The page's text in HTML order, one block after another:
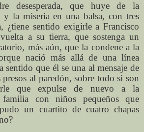
desesperada, que huye de la
y la miseria en una balsa, con tres
¿tiene sentido exigirle a Francisco
a su tierra, que sostenga un
más aún, que la condene a la
nació más allá de una línea
sentido que él se una al mensaje de
al paredón, sobre todo si son
que expulse de nuevo a la
con niños pequeños que
un cuartito de cuatro chapas